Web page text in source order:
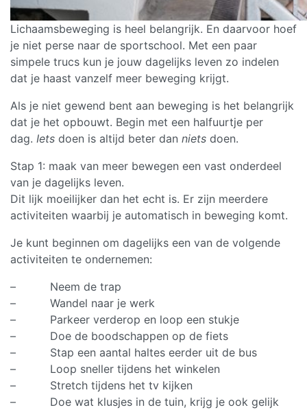
Lichaamsbeweging is heel belangrijk. En daarvoor hoef
je niet perse naar de sportschool. Met een paar
simpele trucs kun je jouw dagelijks leven zo indelen
dat je haast vanzelf meer beweging krijgt.
Als je niet gewend bent aan beweging is het belangrijk
dat je het opbouwt. Begin met een halfuurtje per
dag. Iets doen is altijd beter dan niets doen.
Stap 1: maak van meer bewegen een vast onderdeel
van je dagelijks leven.
Dit lijk moeilijker dan het echt is. Er zijn meerdere
activiteiten waarbij je automatisch in beweging komt.
Je kunt beginnen om dagelijks een van de volgende
activiteiten te ondernemen:
– Neem de trap
– Wandel naar je werk
– Parkeer verderop en loop een stukje
– Doe de boodschappen op de fiets
– Stap een aantal haltes eerder uit de bus
– Loop sneller tijdens het winkelen
– Stretch tijdens het tv kijken
– Doe wat klusjes in de tuin, krijg je ook gelijk